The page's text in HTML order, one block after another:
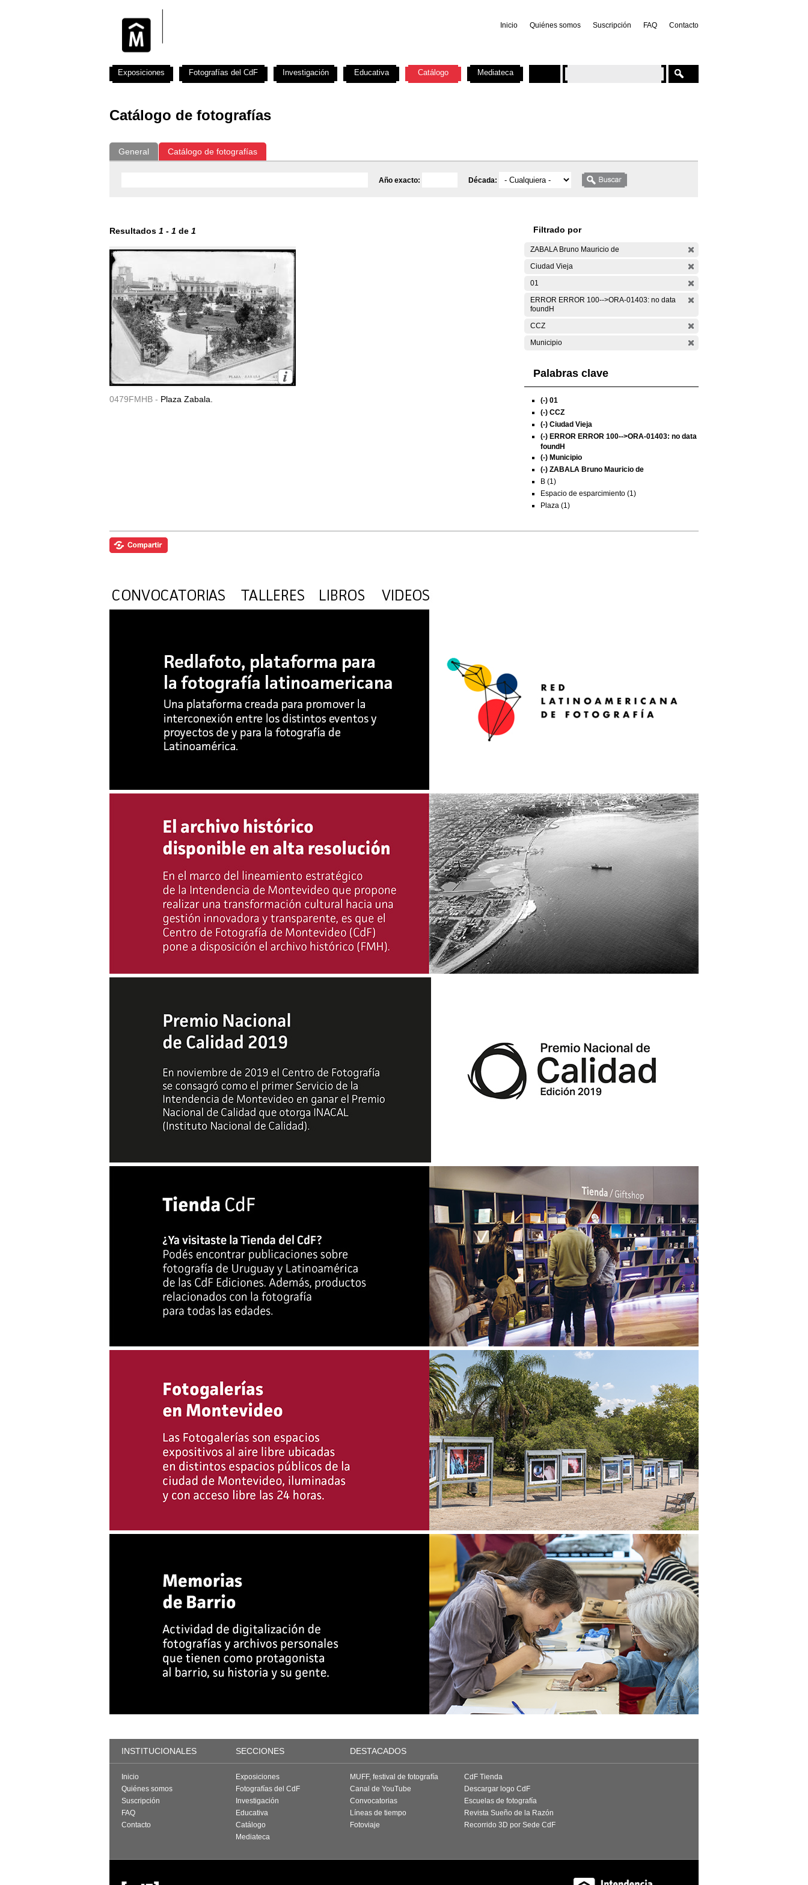
Inicio Quiénes somos Suscripción FAQ Contacto
Catálogo de fotografías
General Catálogo de fotografías
Año exacto: Década:
Resultados 1 - 1 de 1
0479FMHB - Plaza Zabala.
Filtrado por
ZABALA Bruno Mauricio de
Ciudad Vieja
01
ERROR ERROR 100-->ORA-01403: no data
foundH
CCZ
Municipio
Palabras clave
(-) 01
(-) CCZ
(-) Ciudad Vieja
(-) ERROR ERROR 100-->ORA-01403: no data
foundH
(-) Municipio
(-) ZABALA Bruno Mauricio de
B (1)
Espacio de esparcimiento (1)
Plaza (1)
Exposiciones Fotografías del CdF Investigación Educativa Catálogo Mediateca
INSTITUCIONALES SECCIONES DESTACADOS
Inicio
Quiénes somos
Suscripción
FAQ
Contacto
Exposiciones
Fotografías del CdF
Investigación
Educativa
Catálogo
Mediateca
MUFF, festival de fotografía
Canal de YouTube
Convocatorias
Líneas de tiempo
Fotoviaje
CdF Tienda
Descargar logo CdF
Escuelas de fotografía
Revista Sueño de la Razón
Recorrido 3D por Sede CdF